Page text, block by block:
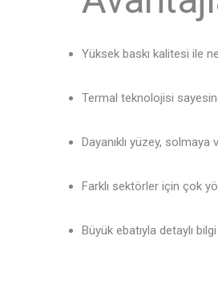
Yüksek baskı kalitesi ile
Termal teknolojisi
Dayanıklı yüzey, solmaya
Farklı sektörler için çok
Büyük ebatıyla detaylı